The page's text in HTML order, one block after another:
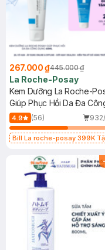
267.000 ₫445.000 ₫
La Roche-Posay
Kem Dưỡng La Roche-
Giúp Phục Hồi Da Đa
Dụng 40ml
4.9 (56)
Bill La roche-posay 399K
(SL có hạn)
-